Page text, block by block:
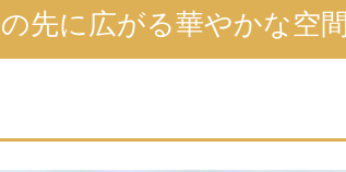
先に広がる華やかな空間